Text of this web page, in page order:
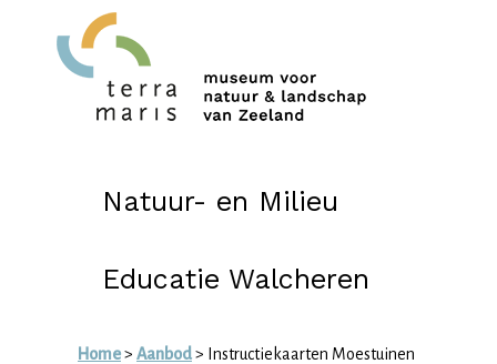
Natuur- en Milieu
Educatie Walcheren
Home> Aanbod> Instructiekaarten Moestuinen